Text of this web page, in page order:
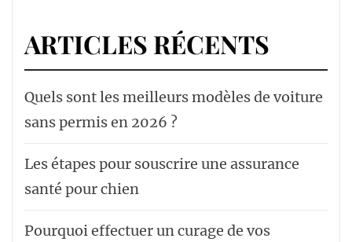
ARTICLES RÉCENTS
Quels sont les meilleurs modèles de voiture
sans permis en 2026 ?
Les étapes pour souscrire une assurance
santé pour chien
Pourquoi effectuer un curage de vos